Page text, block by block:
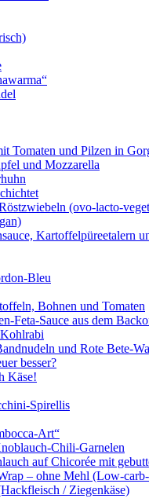
Tomaten und Pilzen in
und Mozzarella
(ovo-lacto-
Kartoffelpüreetalern
Bleu
Bohnen und Tomaten
Feta-Sauce aus dem
und Rote Bete-
besser?
Käse!
Spirellis
Art“
Chili-Garnelen
auf Chicorée mit
– ohne Mehl (Low-
/ Ziegenkäse)